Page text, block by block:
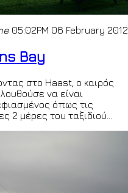
05:02PM 06 February 2012
Bay
στο Haast, ο καιρός
να είναι
όπως τις
2 μέρες του ταξιδιού...